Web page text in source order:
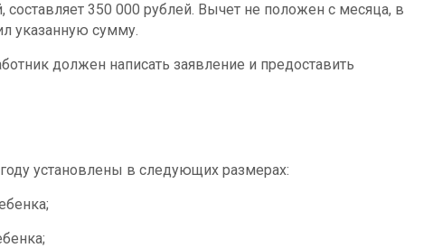
350 000 рублей. Вычет не положен с месяца, в
указанную сумму.
должен написать заявление и предоставить
установлены в следующих размерах: